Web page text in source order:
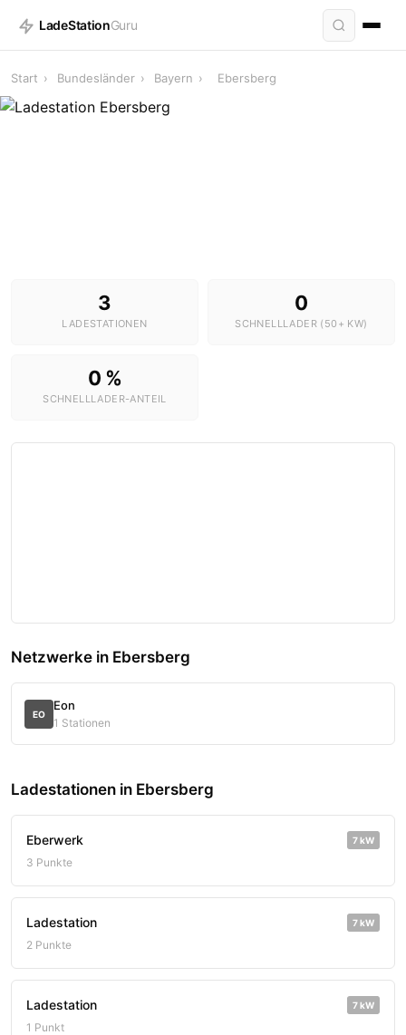
LadeStationGuru
Start › Bundesländer › Bayern › Ebersberg
3
LADESTATIONEN
0
SCHNELLLADER (50+ KW)
0 %
SCHNELLLADER-ANTEIL
Netzwerke in Ebersberg
EO
Eon
1 Stationen
Ladestationen in Ebersberg
Eberwerk 7 kW
3 Punkte
Ladestation 7 kW
2 Punkte
Ladestation 7 kW
1 Punkt